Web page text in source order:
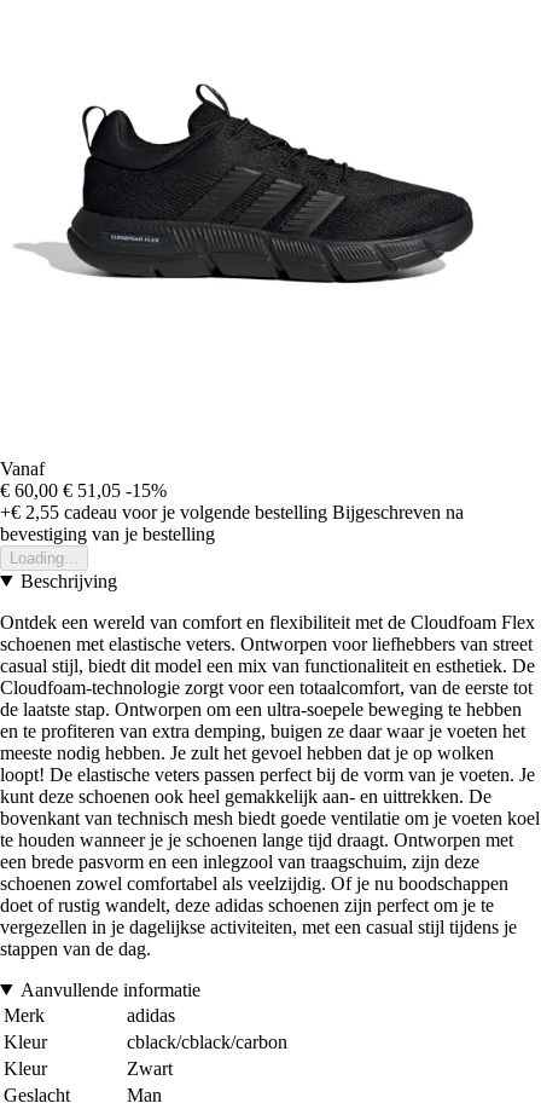
Vanaf
€ 60,00 € 51,05 -15%
+€ 2,55 cadeau voor je volgende bestelling Bijgeschreven na
bevestiging van je bestelling
Loading...
Beschrijving
Ontdek een wereld van comfort en flexibiliteit met de Cloudfoam Flex
schoenen met elastische veters. Ontworpen voor liefhebbers van street
casual stijl, biedt dit model een mix van functionaliteit en esthetiek. De
Cloudfoam-technologie zorgt voor een totaalcomfort, van de eerste tot
de laatste stap. Ontworpen om een ultra-soepele beweging te hebben
en te profiteren van extra demping, buigen ze daar waar je voeten het
meeste nodig hebben. Je zult het gevoel hebben dat je op wolken
loopt! De elastische veters passen perfect bij de vorm van je voeten. Je
kunt deze schoenen ook heel gemakkelijk aan- en uittrekken. De
bovenkant van technisch mesh biedt goede ventilatie om je voeten koel
te houden wanneer je je schoenen lange tijd draagt. Ontworpen met
een brede pasvorm en een inlegzool van traagschuim, zijn deze
schoenen zowel comfortabel als veelzijdig. Of je nu boodschappen
doet of rustig wandelt, deze adidas schoenen zijn perfect om je te
vergezellen in je dagelijkse activiteiten, met een casual stijl tijdens je
stappen van de dag.
Aanvullende informatie
Merk
adidas
Kleur
cblack/cblack/carbon
Kleur
Zwart
Geslacht
Man